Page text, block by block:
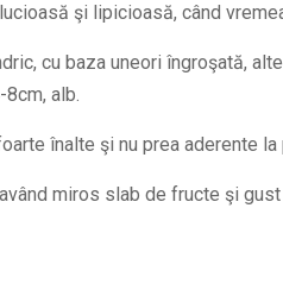
şi lipicioasă, când
cu baza uneori îngroşată,
alb.
înalte şi nu prea aderente la
miros slab de fructe şi gust